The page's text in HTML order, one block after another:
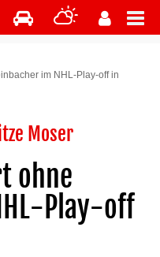
im NHL-Play-off in
Moser
ohne
Play-off